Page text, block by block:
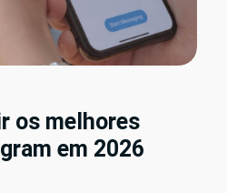
os melhores
em 2026